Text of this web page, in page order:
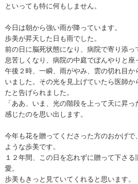
といっても特に何もしません。
今日は朝から強い雨が降っています。
歩美が昇天した日も雨でした。
前の日に脳死状態になり、病院で寄り添っ
息苦しくなり、病院の中庭でぼんやりと座
午後２時、一瞬、雨がやみ、雲の切れ目
いました。その光を見上げていたら医師か
たと告げられました。
「ああ、いま、光の階段を上って天に昇
感じたのを思い出します。
今年も花を贈ってくださった方のおかげで
ような歩美です。
１２年間、この日を忘れずに贈って下さ
愛。
歩美もきっと見ていてくれると思います。